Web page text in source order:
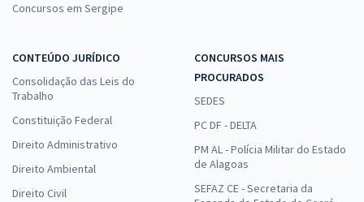
Concursos em Sergipe
CONTEÚDO JURÍDICO
Consolidação das Leis do
Trabalho
Constituição Federal
Direito Administrativo
Direito Ambiental
Direito Civil
CONCURSOS MAIS
PROCURADOS
SEDES
PC DF - DELTA
PM AL - Polícia Militar do Estado
de Alagoas
SEFAZ CE - Secretaria da